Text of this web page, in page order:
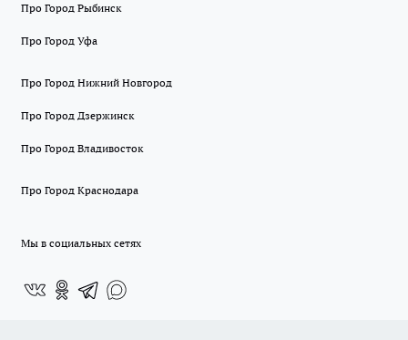
Про Город Рыбинск
Про Город Уфа
Про Город Нижний Новгород
Про Город Дзержинск
Про Город Владивосток
Про Город Краснодара
Мы в социальных сетях